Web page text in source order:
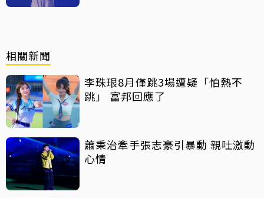
相關新聞
李珠珢8月僅跳3場遭疑「怕熱不
跳」 富邦回應了
蕭秉治牽手張志豪引暴動 親吐激動
心情